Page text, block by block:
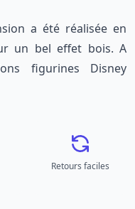
a été réalisée en
un bel effet bois. A
figurines Disney
Retours faciles